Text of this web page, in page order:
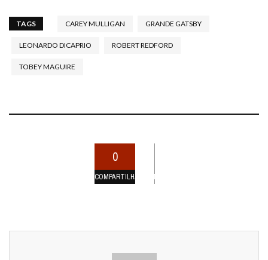
TAGS CAREY MULLIGAN GRANDE GATSBY
LEONARDO DICAPRIO ROBERT REDFORD
TOBEY MAGUIRE
0
COMPARTILHAMENTOS